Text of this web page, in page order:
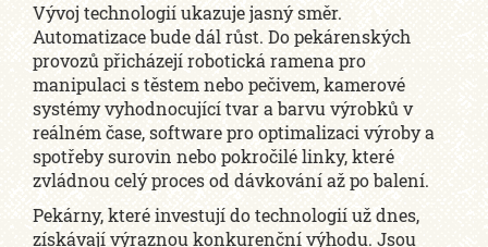
Vývoj technologií ukazuje jasný směr.
Automatizace bude dál růst. Do pekárenských
provozů přicházejí robotická ramena pro
manipulaci s těstem nebo pečivem, kamerové
systémy vyhodnocující tvar a barvu výrobků v
reálném čase, software pro optimalizaci výroby a
spotřeby surovin nebo pokročilé linky, které
zvládnou celý proces od dávkování až po balení.
Pekárny, které investují do technologií už dnes,
získávají výraznou konkurenční výhodu. Jsou